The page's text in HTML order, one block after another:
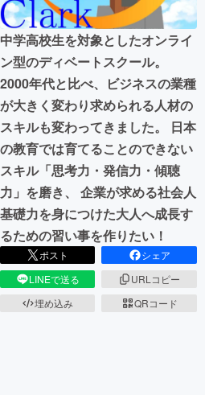
ビジネス・起業
まちづくり・地域活性化
CAMPFIRE for Social Good
CAMPFIREふるさと納税
中学高校生を対象としたオンライ
ン型のディベートスクール。
2000年代と比べ、ビジネスの業種
が大きく変わり求められる人材の
スキルも変わってきました。 日本
の教育では育てることのできない
スキル「思考力・発信力・傾聴
力」を磨き、 企業が求める社会人
基礎力を身につけた大人へ成長す
るための習い事を作りたい！
ポスト
シェア
LINEで送る
URLコピー
埋め込み
QRコード